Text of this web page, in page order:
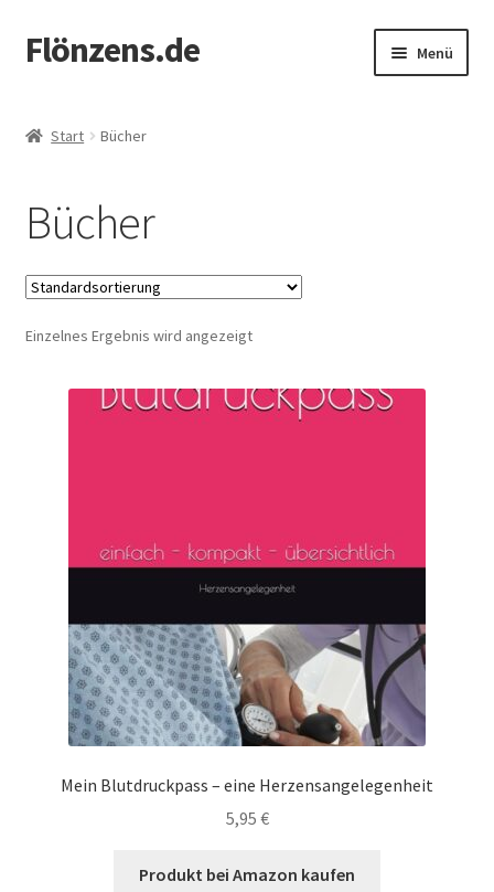
Zur
Navigation
Zum
Inhalt
Flönzens.de Menü
Beispiel-Seite
Echtheit von Bewertungen
Impressum
Kasse
Versandarten
Warenkorb
Widerrufsbelehrung
Start Bücher
Bücher
Einzelnes Ergebnis wird angezeigt
Mein Blutdruckpass – eine Herzensangelegenheit
5,95 €
Produkt bei Amazon kaufen